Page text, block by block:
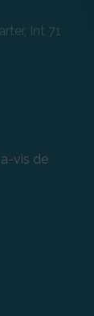
Int 71
vis de